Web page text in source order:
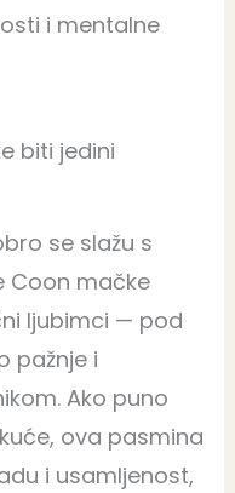
i mentalne
biti jedini
se slažu s
Coon mačke
ljubimci — pod
pažnje i
Ako puno
ova pasmina
i usamljenost,